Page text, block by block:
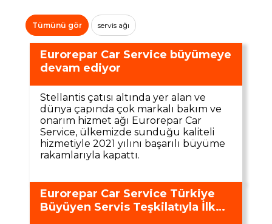
Randevu al
Hakkımızda
Hizmetler
Kampanyalar
Haberler
Tüm servisler
Tümünü gör servis ağı
Eurorepar Car Service büyümeye
devam ediyor
Stellantis çatısı altında yer alan ve
dünya çapında çok markalı bakım ve
onarım hizmet ağı Eurorepar Car
Service, ülkemizde sunduğu kaliteli
hizmetiyle 2021 yılını başarılı büyüme
rakamlarıyla kapattı.
Eurorepar Car Service Türkiye
Büyüyen Servis Teşkilatıyla İlk